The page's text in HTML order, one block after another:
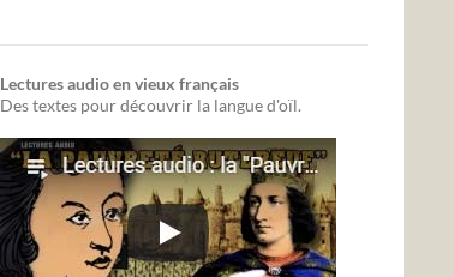
Lectures audio en vieux français
Des textes pour découvrir la langue d'oïl.